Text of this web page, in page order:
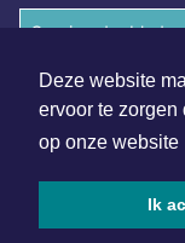
Deze website
ervoor te zorgen
op onze website
Ik
Overige
Algemene
Disclaimer